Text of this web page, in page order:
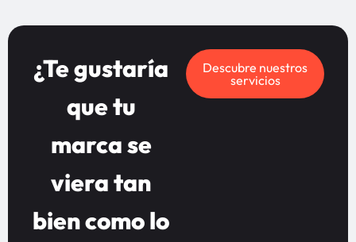
¿Te gustaría
que tu
marca se
viera tan
bien como lo
Descubre nuestros
servicios